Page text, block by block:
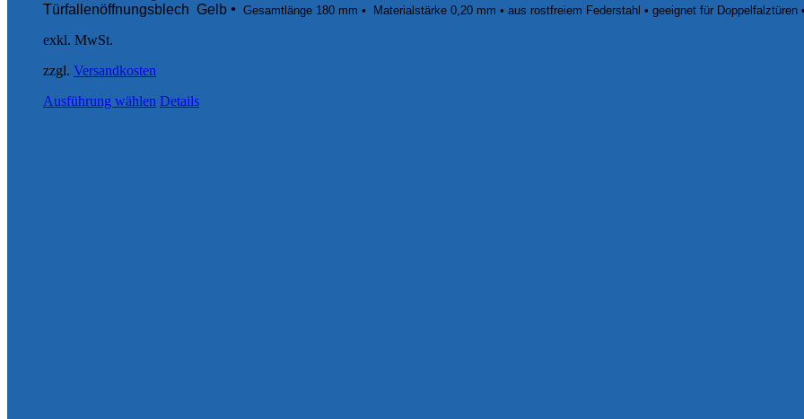
Türfallenöffnungsblech Gelb • Gesamtlänge 180 mm • Materialstärke 0,20 mm • aus rostfreiem Federstahl • geeignet für Doppelfalztüren •
exkl. MwSt.
zzgl. Versandkosten
Ausführung wählen Details